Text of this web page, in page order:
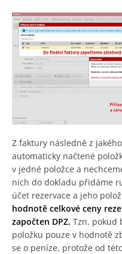
Z faktury následně z
automaticky načtené
v jedné položce a
nich do dokladu přidáme
účet rezervace a jeho
hodnotě celkové ceny
započten DPZ. Tzn. pokud
položku pouze v hodnotě
se o peníze, protože od